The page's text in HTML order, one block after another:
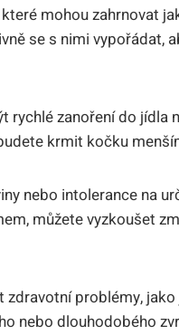
mohou zahrnovat
se s nimi vypořádat,
zanoření do jídla
krmit kočku
nebo intolerance na
můžete vyzkoušet
problémy,
nebo dlouhodobého